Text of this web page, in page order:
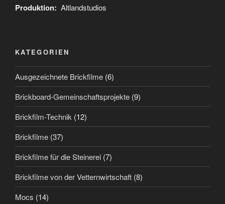
Produktion: Altlandstudios
KATEGORIEN
Ausgezeichnete Brickfilme (6)
Brickboard-Gemeinschaftsprojekte (9)
Brickfilm-Technik (12)
Brickfilme (37)
Brickfilme für die Steinerei (7)
Brickfilme von der Vetternwirtschaft (8)
Mocs (14)